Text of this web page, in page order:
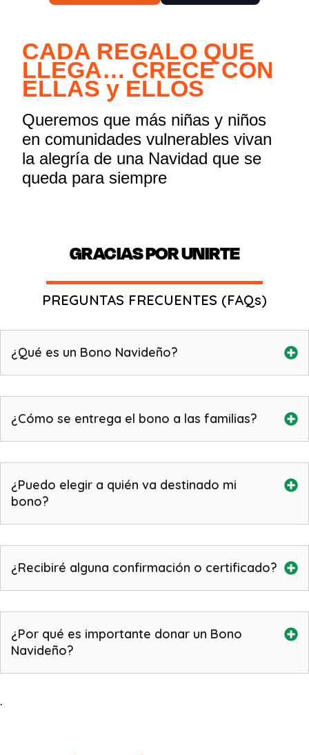
CADA REGALO QUE
LLEGA… CRECE CON
ELLAS y ELLOS
Queremos que más niñas y niños
en comunidades vulnerables vivan
la alegría de una Navidad que se
queda para siempre
GRACIAS POR UNIRTE
PREGUNTAS FRECUENTES (FAQs)
¿Qué es un Bono Navideño?
¿Cómo se entrega el bono a las familias?
¿Puedo elegir a quién va destinado mi
bono?
¿Recibiré alguna confirmación o certificado?
¿Por qué es importante donar un Bono
Navideño?